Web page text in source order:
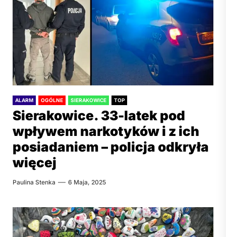
ALARM OGÓLNE SIERAKOWICE TOP
Sierakowice. 33-latek pod
wpływem narkotyków i z ich
posiadaniem – policja odkryła
więcej
Paulina Stenka 6 Maja, 2025